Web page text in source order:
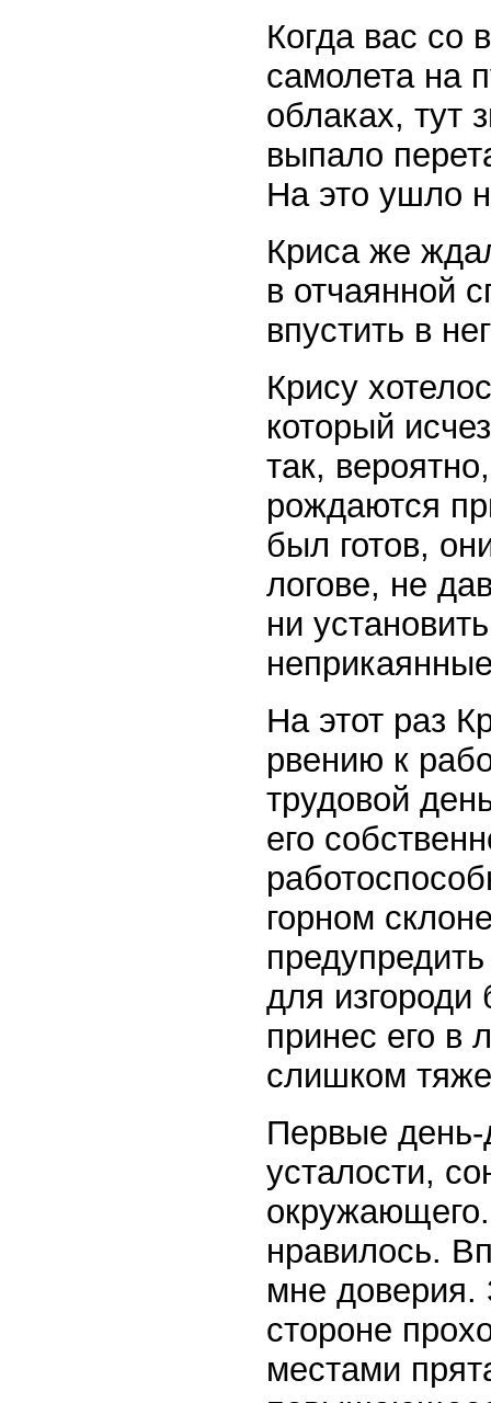
Когда вас со
самолета на
облаках, тут
выпало
На это ушло
Криса же
в отчаянной
впустить в
Крису
который
так,
рождаются
был готов,
логове, не
ни
На этот раз
рвению к
трудовой
его
горном
для изгороди
принес его в
слишком
Первые день-
усталости,
нравилось.
мне доверия.
стороне
местами